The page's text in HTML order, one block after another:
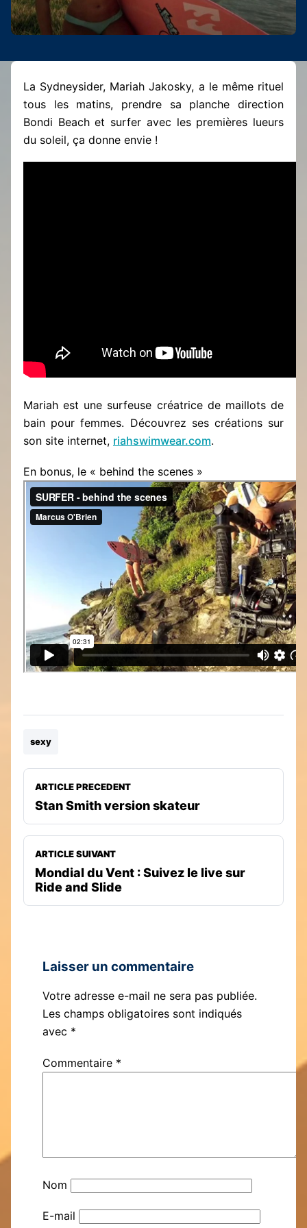
La Sydneysider, Mariah Jakosky, a le même rituel
tous les matins, prendre sa planche direction
Bondi Beach et surfer avec les premières lueurs
du soleil, ça donne envie !
Mariah est une surfeuse créatrice de maillots de
bain pour femmes. Découvrez ses créations sur
son site internet, riahswimwear.com.
En bonus, le « behind the scenes »
sexy
ARTICLE PRECEDENT
Stan Smith version skateur
ARTICLE SUIVANT
Mondial du Vent : Suivez le live sur
Ride and Slide
Laisser un commentaire
Votre adresse e-mail ne sera pas publiée.
Les champs obligatoires sont indiqués
avec *
Commentaire *
Nom
E-mail